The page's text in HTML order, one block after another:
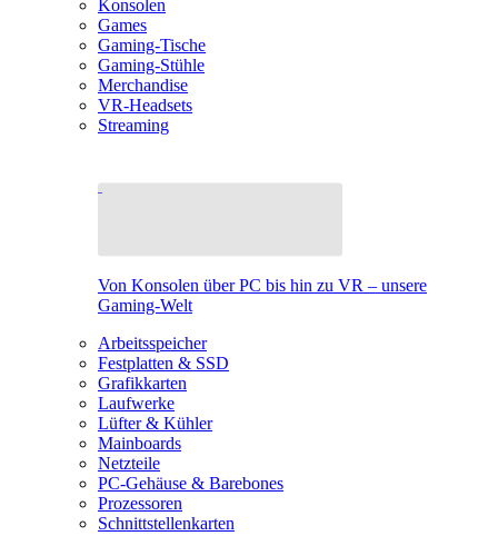
Konsolen
Games
Gaming-Tische
Gaming-Stühle
Merchandise
VR-Headsets
Streaming
Von Konsolen über PC bis hin zu VR – unsere
Gaming-Welt
Arbeitsspeicher
Festplatten & SSD
Grafikkarten
Laufwerke
Lüfter & Kühler
Mainboards
Netzteile
PC-Gehäuse & Barebones
Prozessoren
Schnittstellenkarten